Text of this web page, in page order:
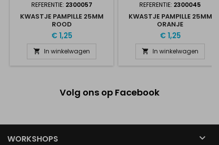
REFERENTIE: 2300057
KWASTJE PAMPILLE 25MM
ROOD
€ 1,25
 In winkelwagen
REFERENTIE: 2300045
KWASTJE PAMPILLE 25MM
ORANJE
€ 1,25
 In winkelwagen
Volg ons op Facebook
WORKSHOPS 